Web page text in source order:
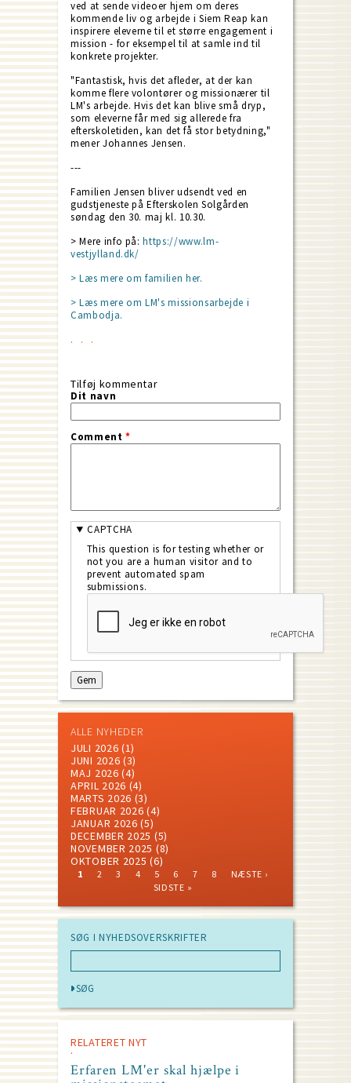
ved at sende videoer hjem om deres
kommende liv og arbejde i Siem Reap kan
inspirere eleverne til et større engagement i
mission - for eksempel til at samle ind til
konkrete projekter.
"Fantastisk, hvis det afleder, at der kan
komme flere volontører og missionærer til
LM's arbejde. Hvis det kan blive små dryp,
som eleverne får med sig allerede fra
efterskoletiden, kan det få stor betydning,"
mener Johannes Jensen.
---
Familien Jensen bliver udsendt ved en
gudstjeneste på Efterskolen Solgården
søndag den 30. maj kl. 10.30.
> Mere info på:https://www.lm-
vestjylland.dk/
> Læs mere om familien her.
> Læs mere om LM's missionsarbejde i
Cambodja.
Tilføj kommentar
Dit navn
Comment*
CAPTCHA
This question is for testing whether or
not you are a human visitor and to
prevent automated spam
submissions.
ALLE NYHEDER
JULI 2026 (1)
JUNI 2026 (3)
MAJ 2026 (4)
APRIL 2026 (4)
MARTS 2026 (3)
FEBRUAR 2026 (4)
JANUAR 2026 (5)
DECEMBER 2025 (5)
NOVEMBER 2025 (8)
OKTOBER 2025 (6)
CURRENT
1 PAGE
2 PAGE
3 PAGE
4 PAGE
5 PAGE
6 PAGE
7 PAGE
8
NEXT
NÆSTE ›
SIDSTE »
SØG I NYHEDSOVERSKRIFTER
RELATERET NYT
Erfaren LM'er skal hjælpe i